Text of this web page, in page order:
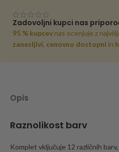
Zadovoljni kupci nas
95 % kupcev nas ocenjuje z
zanesljivi, cenovno dostopni in
Opis
Raznolikost barv
Komplet vključuje 12 različnih